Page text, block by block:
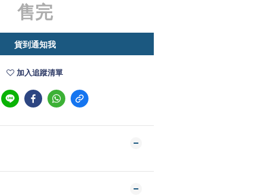
售完
貨到通知我
加入追蹤清單